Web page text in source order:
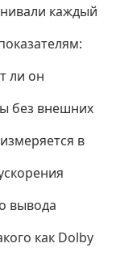
каждый
ли он
без внешних
в
вывода
как Dolby